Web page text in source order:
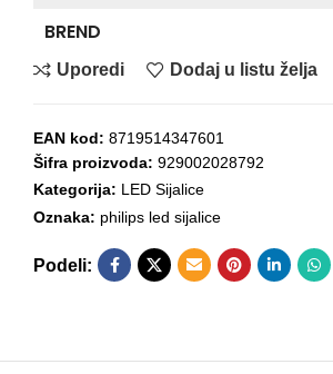
BREND
Uporedi
Dodaj u listu želja
EAN kod: 8719514347601
Šifra proizvoda: 929002028792
Kategorija: LED Sijalice
Oznaka: philips led sijalice
Podeli: